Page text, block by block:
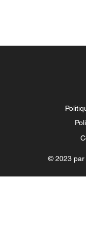
© 2023 par